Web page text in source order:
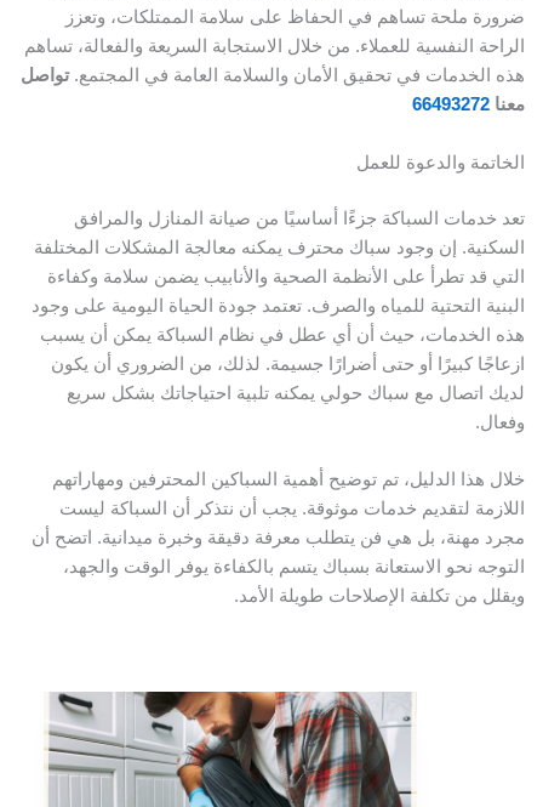
ضرورة ملحة تساهم في الحفاظ على سلامة الممتلكات، وتعزز
الراحة النفسية للعملاء. من خلال الاستجابة السريعة والفعالة، تساهم
هذه الخدمات في تحقيق الأمان والسلامة العامة في المجتمع.تواصل
معنا 66493272
الخاتمة والدعوة للعمل
تعد خدمات السباكة جزءًا أساسيًا من صيانة المنازل والمرافق
السكنية. إن وجود سباك محترف يمكنه معالجة المشكلات المختلفة
التي قد تطرأ على الأنظمة الصحية والأنابيب يضمن سلامة وكفاءة
البنية التحتية للمياه والصرف. تعتمد جودة الحياة اليومية على وجود
هذه الخدمات، حيث أن أي عطل في نظام السباكة يمكن أن يسبب
ازعاجًا كبيرًا أو حتى أضرارًا جسيمة. لذلك، من الضروري أن يكون
لديك اتصال مع سباك حولي يمكنه تلبية احتياجاتك بشكل سريع
وفعال.
خلال هذا الدليل، تم توضيح أهمية السباكين المحترفين ومهاراتهم
اللازمة لتقديم خدمات موثوقة. يجب أن نتذكر أن السباكة ليست
مجرد مهنة، بل هي فن يتطلب معرفة دقيقة وخبرة ميدانية. اتضح أن
التوجه نحو الاستعانة بسباك يتسم بالكفاءة يوفر الوقت والجهد،
ويقلل من تكلفة الإصلاحات طويلة الأمد.